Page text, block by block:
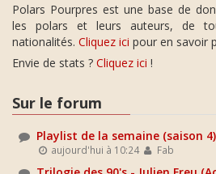
Polars Pourpres est une base de
les polars et leurs auteurs, de
nationalités. Cliquez ici pour en savoir
Envie de stats ? Cliquez ici !
Sur le forum
Playlist de la semaine (saison 4)
aujourd'hui à 10:24 Fab